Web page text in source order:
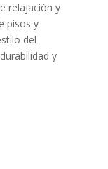
relajación y
pisos y
del
y